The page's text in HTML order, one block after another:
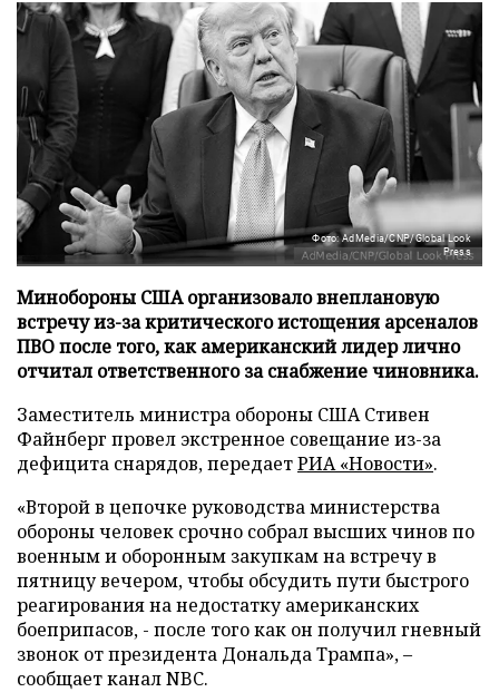
Фото: AdMedia/CNP/Global Look
Press
Минобороны США организовало внеплановую
встречу из-за критического истощения арсеналов
ПВО после того, как американский лидер лично
отчитал ответственного за снабжение чиновника.
Заместитель министра обороны США Стивен
Файнберг провел экстренное совещание из-за
дефицита снарядов, передаетРИА «Новости».
«Второй в цепочке руководства министерства
обороны человек срочно собрал высших чинов по
военным и оборонным закупкам на встречу в
пятницу вечером, чтобы обсудить пути быстрого
реагирования на недостатку американских
боеприпасов, - после того как он получил гневный
звонок от президента Дональда Трампа», –
сообщает канал NBC.